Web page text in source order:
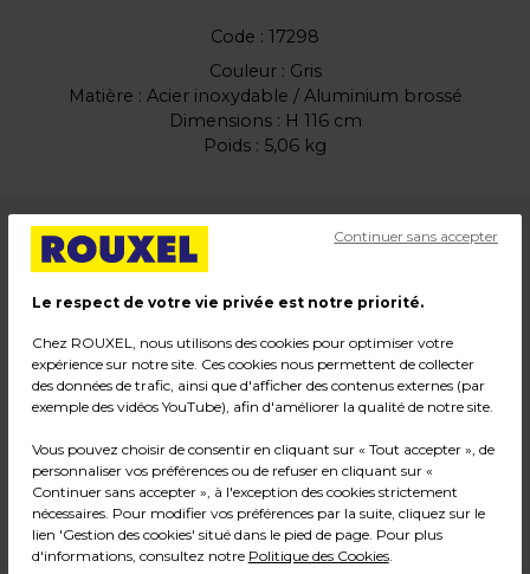
Code : 17298
Couleur : Gris
Matière : Acier inoxydable / Aluminium brossé
Dimensions : H 116 cm
Poids : 5,06 kg
79,00
l'unité
Quantité - +
Ajouter au panier
*Des frais de livraison et d'emballage peuvent s'ajouter.
Le respect de votre vie privée est notre priorité.
Chez ROUXEL, nous utilisons des cookies pour optimiser votre
expérience sur notre site. Ces cookies nous permettent de collecter
des données de trafic, ainsi que d'afficher des contenus externes (par
exemple des vidéos YouTube), afin d'améliorer la qualité de notre site.
Vous pouvez choisir de consentir en cliquant sur « Tout accepter », de
personnaliser vos préférences ou de refuser en cliquant sur «
Continuer sans accepter », à l'exception des cookies strictement
nécessaires. Pour modifier vos préférences par la suite, cliquez sur le
lien 'Gestion des cookies' situé dans le pied de page. Pour plus
d'informations, consultez notre Politique des Cookies.
Continuer sans accepter